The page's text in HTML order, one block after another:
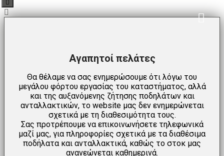
Αγαπητοί πελάτες
Θα θέλαμε να σας ενημερώσουμε ότι λόγω του
μεγάλου φόρτου εργασίας του καταστήματος, αλλά
και της αυξανόμενης ζήτησης ποδηλάτων και
ανταλλακτικών, το website μας δεν ενημερώνεται
σχετικά με τη διαθεσιμότητα τους.
Σας προτρέπουμε να επικοινωνήσετε τηλεφωνικά
μαζί μας, για πληροφορίες σχετικά με τα διαθέσιμα
ποδήλατα και ανταλλακτικά, καθώς το στοκ μας
ανανεώνεται καθημερινά.